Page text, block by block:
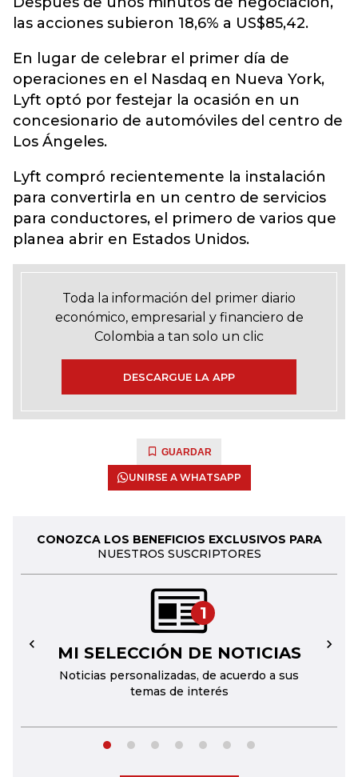
las acciones subieron 18,6% a US$85,42.
En lugar de celebrar el primer día de
operaciones en el Nasdaq en Nueva York,
Lyft optó por festejar la ocasión en un
concesionario de automóviles del centro de
Los Ángeles.
Lyft compró recientemente la instalación
para convertirla en un centro de servicios
para conductores, el primero de varios que
planea abrir en Estados Unidos.
Toda la información del primer diario
económico, empresarial y financiero de
Colombia a tan solo un clic
DESCARGUE LA APP
GUARDAR
UNIRSE A WHATSAPP
CONOZCA LOS BENEFICIOS EXCLUSIVOS PARA
NUESTROS SUSCRIPTORES
1
MI SELECCIÓN DE NOTICIAS
Noticias personalizadas, de acuerdo a sus
temas de interés
← →